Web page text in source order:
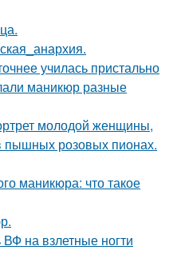
училась пристально
маникюр разные
молодой женщины,
пышных розовых пионах.
маникюра: что такое
на взлетные ногти